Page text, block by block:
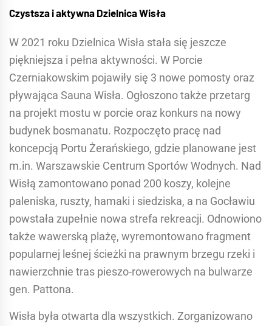
Czystsza i aktywna Dzielnica Wisła
W 2021 roku Dzielnica Wisła stała się jeszcze
piękniejsza i pełna aktywności. W Porcie
Czerniakowskim pojawiły się 3 nowe pomosty oraz
pływająca Sauna Wisła. Ogłoszono także przetarg
na projekt mostu w porcie oraz konkurs na nowy
budynek bosmanatu. Rozpoczęto pracę nad
koncepcją Portu Żerańskiego, gdzie planowane jest
m.in. Warszawskie Centrum Sportów Wodnych. Nad
Wisłą zamontowano ponad 200 koszy, kolejne
paleniska, ruszty, hamaki i siedziska, a na Gocławiu
powstała zupełnie nowa strefa rekreacji. Odnowiono
także wawerską plażę, wyremontowano fragment
popularnej leśnej ścieżki na prawnym brzegu rzeki i
nawierzchnie tras pieszo-rowerowych na bulwarze
gen. Pattona.
Wisła była otwarta dla wszystkich. Zorganizowano